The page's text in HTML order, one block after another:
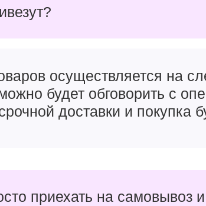
для смартфонов
осуществляется на
будет обговорить с
доставки и покупка
приехать на самовывоз и